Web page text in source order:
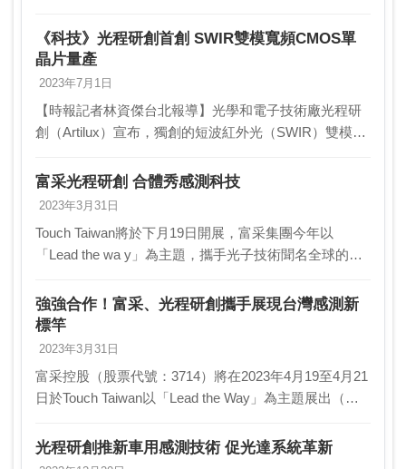
經完成驗證，還在台積電的幫助下量產上市了…
《科技》光程研創首創 SWIR雙模寬頻CMOS單
晶片量產
2023年7月1日
【時報記者林資傑台北報導】光學和電子技術廠光程研
創（Artilux）宣布，獨創的短波紅外光（SWIR）雙模寬
市，可望開啟SWIR 3D影像發展新局。而…
富采光程研創 合體秀感測科技
2023年3月31日
Touch Taiwan將於下月19日開展，富采集團今年以
「Lead the wa y」為主題，攜手光子技術聞名全球的
導夥…
強強合作！富采、光程研創攜手展現台灣感測新
標竿
2023年3月31日
富采控股（股票代號：3714）將在2023年4月19至4月21
日於Touch Taiwan以「Lead the Way」為主題展出（攤
Germanium…
光程研創推新車用感測技術 促光達系統革新